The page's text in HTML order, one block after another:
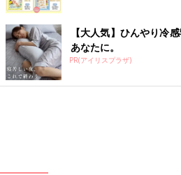
こちらはIKEAのペンダントライト「
なデザインがとても可愛く、リビン
うですね。anzu___homeさんは子供
よ。アクセントウォールの雰囲気とも
可愛らしいまるい形の調光用
【大人気】ひんやり冷
あなたに。
PR(アイリスプラザ)